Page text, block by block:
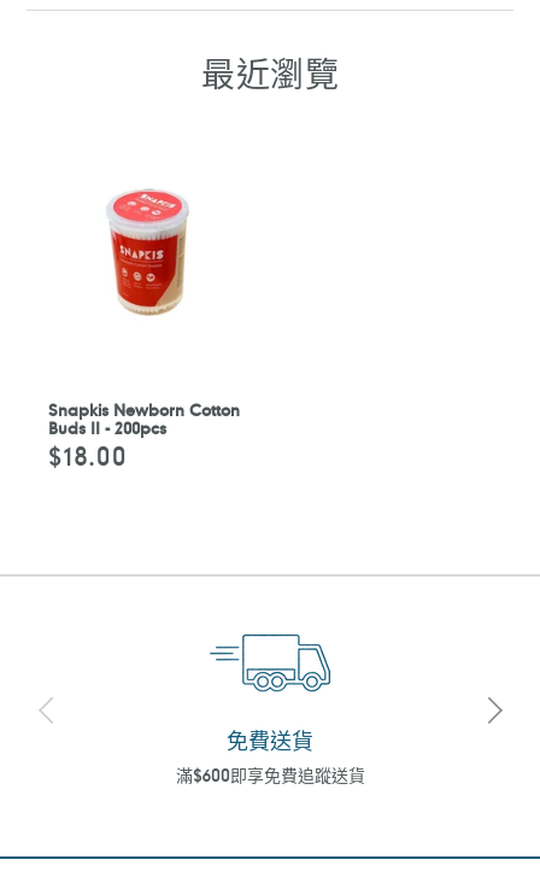
FACEBOOKWHATSAPPTELEGRAMWHATSAPP
最近瀏覽
Snapkis Newborn Cotton
Buds II - 200pcs
定
價
$18.00
免費送貨
滿$600即享免費追蹤送貨